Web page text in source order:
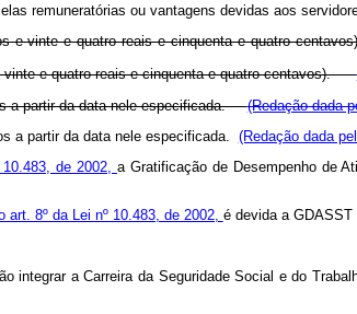
remuneratórias ou vantagens devidas aos
e vinte e quatro reais e cinquenta e quatro
vinte e quatro reais e cinquenta e quatro centavos).
a partir da data nele especificada.(Redação dada
a partir da data nele especificada. (Redação dada
de 2002, a Gratificação de Desempenho de
art. 8º da Lei nº 10.483, de 2002, é devida a GDASST
integrar a Carreira da Seguridade Social e do